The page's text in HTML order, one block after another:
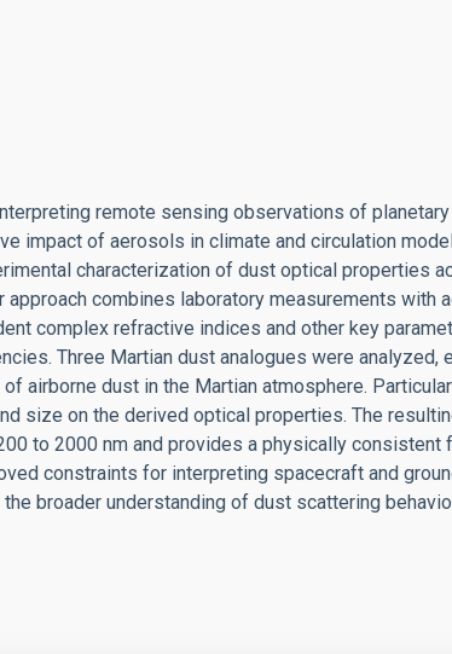
remote sensing observations of
impact of aerosols in climate and circulation
characterization of dust optical properties
combines laboratory measurements with
complex refractive indices and other key
Three Martian dust analogues were analyzed,
airborne dust in the Martian atmosphere.
size on the derived optical properties. The
to 2000 nm and provides a physically consistent
constraints for interpreting spacecraft and
broader understanding of dust scattering